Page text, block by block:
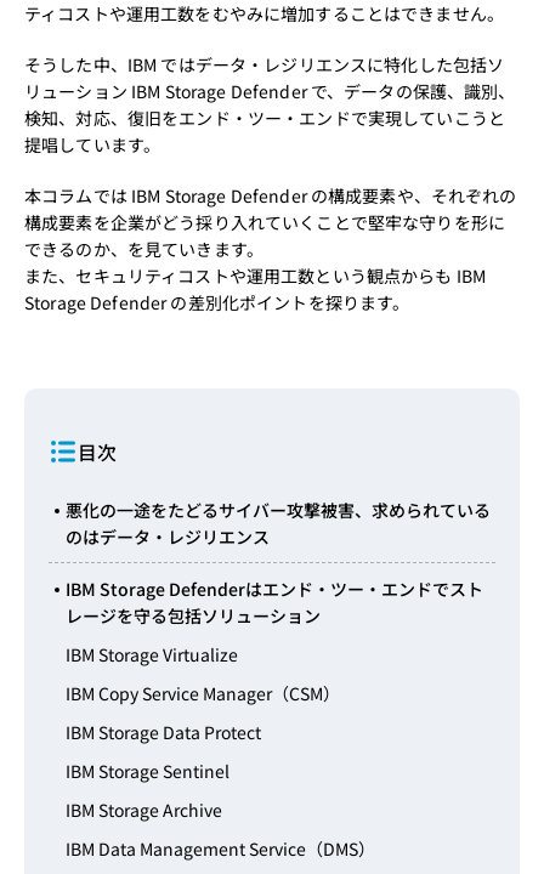
ティコストや運用工数をむやみに増加することはできません。
そうした中、IBM ではデータ・レジリエンスに特化した包括ソ
リューション IBM Storage Defender で、データの保護、識別、
検知、対応、復旧をエンド・ツー・エンドで実現していこうと
提唱しています。
本コラムでは IBM Storage Defender の構成要素や、それぞれの
構成要素を企業がどう採り入れていくことで堅牢な守りを形に
できるのか、を見ていきます。
また、セキュリティコストや運用工数という観点からも IBM
Storage Defender の差別化ポイントを探ります。
目次
悪化の一途をたどるサイバー攻撃被害、求められている
のはデータ・レジリエンス
IBM Storage Defenderはエンド・ツー・エンドでスト
レージを守る包括ソリューション
IBM Storage Virtualize
IBM Copy Service Manager（CSM）
IBM Storage Data Protect
IBM Storage Sentinel
IBM Storage Archive
IBM Data Management Service（DMS）